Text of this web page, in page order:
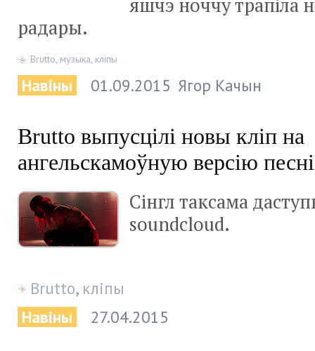
яшчэ ноччу трапіла
радары.
Brutto, музыка, кліпы
Навіны 01.09.2015 Ягор Качын
Brutto выпусцілі новы кліп на
ангельскамоўную версію
Сінгл таксама
soundcloud.
Brutto, кліпы
Навіны
27.04.2015